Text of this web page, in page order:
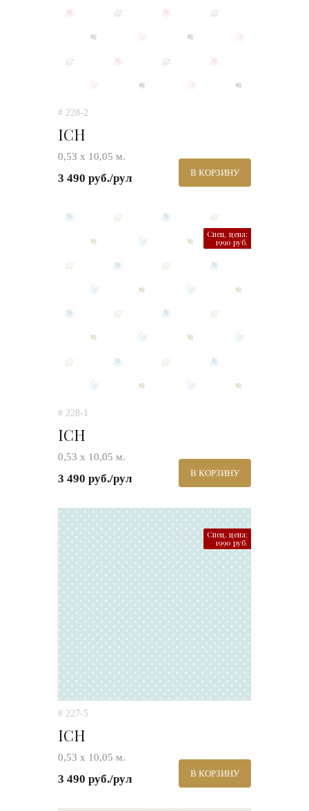
# 228-2
ICH
0,53 х 10,05 м.
3 490 руб./рул В КОРЗИНУ
Спец. цена:
1990 руб.
# 228-1
ICH
0,53 х 10,05 м.
3 490 руб./рул В КОРЗИНУ
Спец. цена:
1990 руб.
# 227-5
ICH
0,53 х 10,05 м.
3 490 руб./рул В КОРЗИНУ